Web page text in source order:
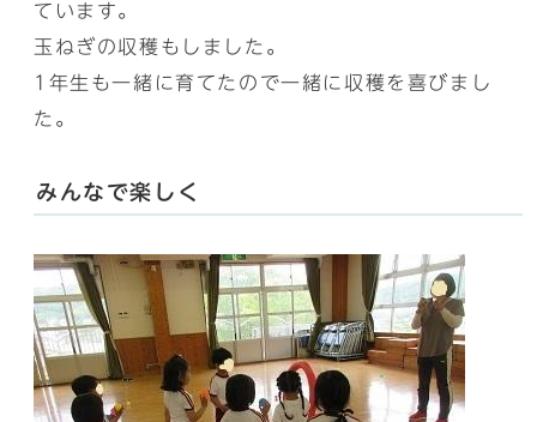
ています。
玉ねぎの収穫もしました。
1年生も一緒に育てたので一緒に収穫を喜びまし
た。
みんなで楽しく